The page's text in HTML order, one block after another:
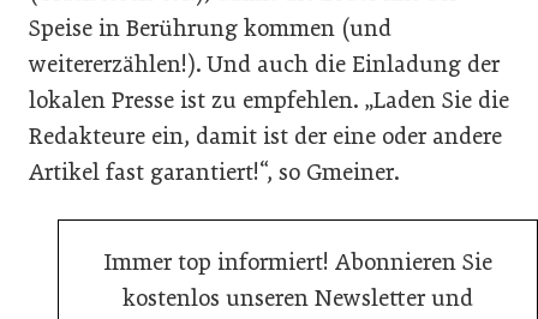
Speise in Berührung kommen (und
weitererzählen!). Und auch die Einladung der
lokalen Presse ist zu empfehlen. „Laden Sie die
Redakteure ein, damit ist der eine oder andere
Artikel fast garantiert!“, so Gmeiner.
Immer top informiert! Abonnieren Sie
kostenlos unseren Newsletter und